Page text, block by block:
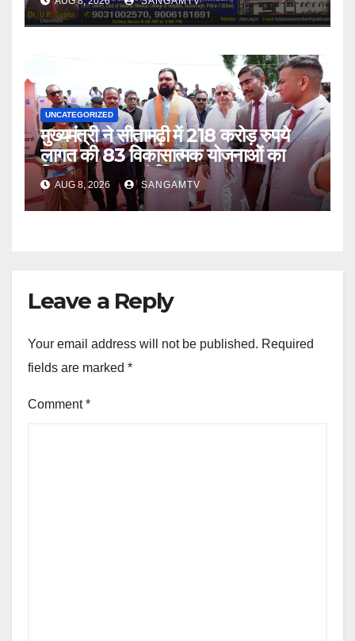
UNCATEGORIZED
मुख्यमंत्री ने सीतामढ़ी में 218 करोड़ रुपये
लागत की 83 विकासात्मक योजनाओं का
किया उद्घाटन एवं शिलान्यास
AUG 8, 2026 SANGAMTV
Leave a Reply
Your email address will not be published. Required
fields are marked *
Comment*